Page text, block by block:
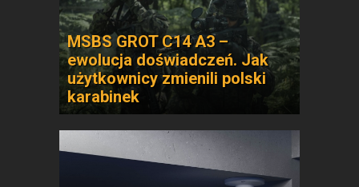
MSBS GROT C14 A3 –
ewolucja doświadczeń. Jak
użytkownicy zmienili polski
karabinek